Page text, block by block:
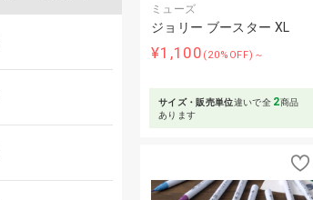
ミューズ
ジョリー ブースター XL
¥1,100 (20%OFF)～
サイズ・販売単位違いで全 2商品
あります